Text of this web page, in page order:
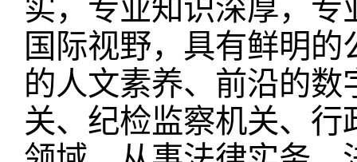
实，专业知识深厚，
国际视野，具有鲜明
的人文素养、前沿的
关、纪检监察机关、